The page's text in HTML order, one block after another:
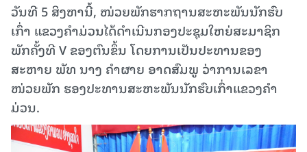
ວັນທີ 5 ສິງຫານີ້, ໜ່ວຍພັກຮາກຖານສະຫະພັນນັກຮົບ
ເກົ່າ ແຂວງຄໍາມ່ວນໄດ້ດຳເນີນກອງປະຊຸມໃຫຍ່ສະມາຊິກ
ພັກຄັ້ງທີ V ຂອງຕົນຂຶ້ນ ໂດຍການເປັນປະທານຂອງ
ສະຫາຍ ພັທ ນາງ ຄໍາຜາຍ ອາດສົມພູ ວ່າການເລຂາ
ໜ່ວຍພັກ ຮອງປະທານສະຫະພັນນັກຮົບເກົ່າແຂວງຄໍາ
ມ່ວນ.